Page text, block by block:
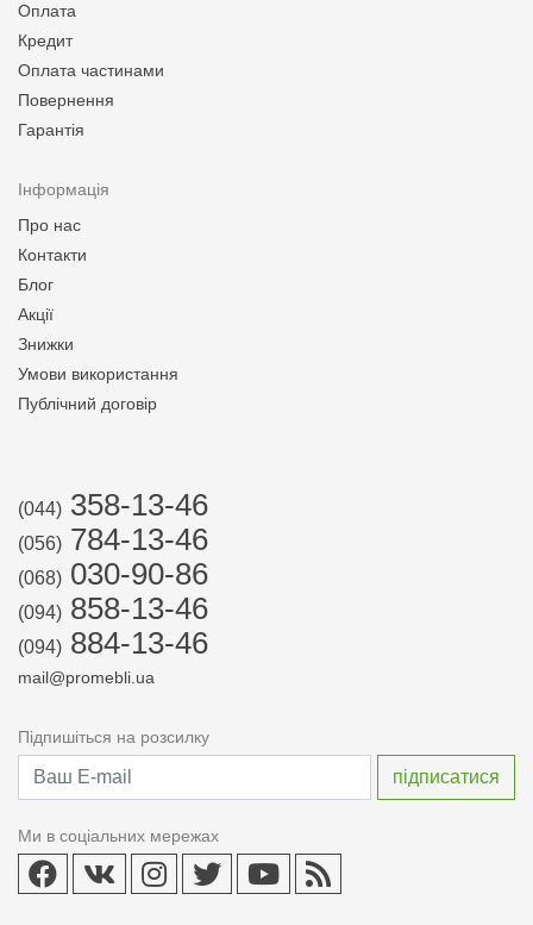
Оплата
Кредит
Оплата частинами
Повернення
Гарантія
Інформація
Про нас
Контакти
Блог
Акції
Знижки
Умови використання
Публічний договір
(044) 358-13-46
(056) 784-13-46
(068) 030-90-86
(094) 858-13-46
(094) 884-13-46
mail@promebli.ua
Підпишіться на розсилку
Ми в соціальних мережах